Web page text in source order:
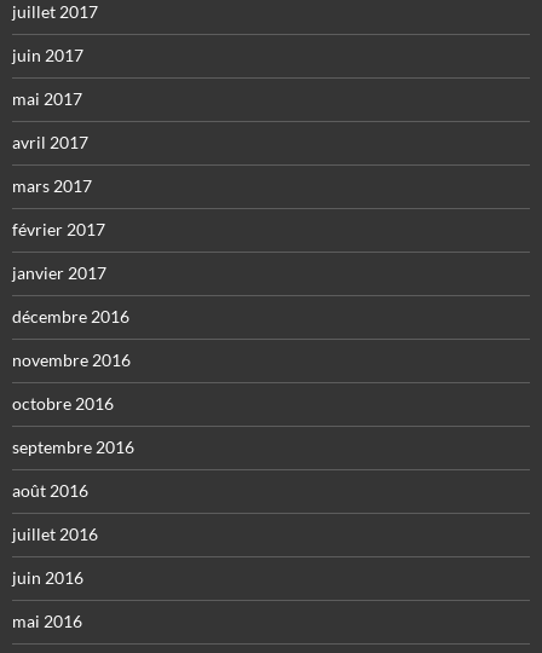
juillet 2017
juin 2017
mai 2017
avril 2017
mars 2017
février 2017
janvier 2017
décembre 2016
novembre 2016
octobre 2016
septembre 2016
août 2016
juillet 2016
juin 2016
mai 2016